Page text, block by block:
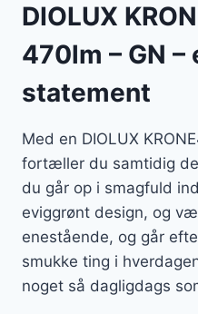
DIOLUX
470lm – GN
statement
Med en DIOLUX
fortæller du samtidig
du går op i smagfuld
eviggrønt design, og
enestående, og går
smukke ting i
noget så dagligdags